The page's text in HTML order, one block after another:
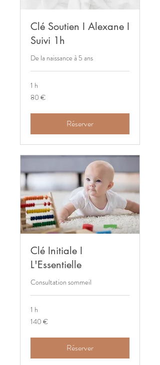
Clé Soutien I Alexane I
Suivi 1h
De la naissance à 5 ans
1 h
80
euros
80 €
Réserver
Clé Initiale I
L'Essentielle
Consultation sommeil
1 h
140
euros
140 €
Réserver